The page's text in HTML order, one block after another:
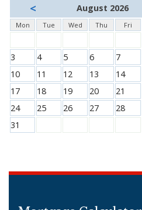
< August 2026
Mon Tue Wed Thu Fri
3
4 5 6 7
10
11 12 13 14
17
18 19 20 21
24
25 26 27 28
31